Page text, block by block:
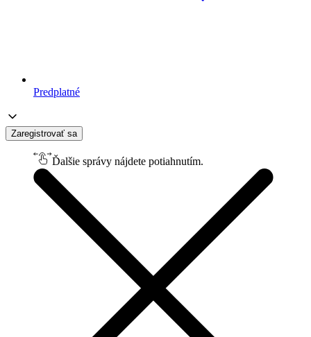
Predplatné
Zaregistrovať sa
Ďalšie správy nájdete potiahnutím.